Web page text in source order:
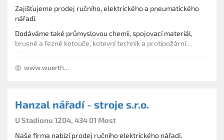
Zajišťujeme prodej ručního, elektrického a pneumatického
nářadí.
Dodáváme také průmyslovou chemii, spojovací materiál,
brusné a řezné kotouče, kotevní technik a protipožární
www.wuerth.cz
Hanzal nářadí - stroje s.r.o.
U Stadionu 1204, 434 01 Most
Naše firma nabízí prodej ručního elektrického nářadí.